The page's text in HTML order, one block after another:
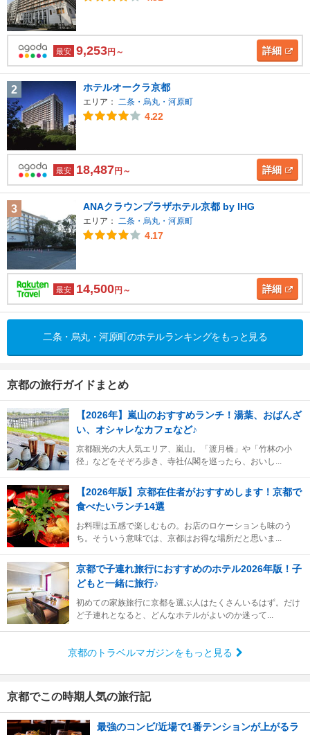
最安 9,253円～ 詳細
2 ホテルオークラ京都
エリア： 二条・烏丸・河原町
4.22
最安 18,487円～ 詳細
3 ANAクラウンプラザホテル京都 by IHG
エリア： 二条・烏丸・河原町
4.17
最安 14,500円～ 詳細
二条・烏丸・河原町のホテルランキングをもっと見る
京都の旅行ガイドまとめ
【2026年】嵐山のおすすめランチ！湯葉、おばんざ
い、オシャレなカフェなど♪
京都観光の大人気エリア、嵐山。「渡月橋」や「竹林の小
径」などをそぞろ歩き、寺社仏閣を巡ったら、おいし...
【2026年版】京都在住者がおすすめします！京都で
食べたいランチ14選
お料理は五感で楽しむもの。お店のロケーションも味のう
ち。そういう意味では、京都はお得な場所だと思いま...
京都で子連れ旅行におすすめのホテル2026年版！子
どもと一緒に旅行♪
初めての家族旅行に京都を選ぶ人はたくさんいるはず。だけ
ど子連れとなると、どんなホテルがよいのか迷って...
京都のトラベルマガジンをもっと見る
京都でこの時期人気の旅行記
最強のコンビ/近場で1番テンションが上がるラ